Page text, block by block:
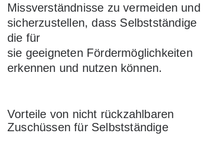
Missverständnisse zu vermeiden und
sicherzustellen, dass Selbstständige
die für
sie geeigneten Fördermöglichkeiten
erkennen und nutzen können.
Vorteile von nicht rückzahlbaren
Zuschüssen für Selbstständige